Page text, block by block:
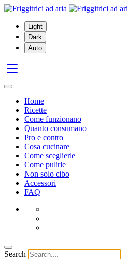
Light
Dark
Auto
Home
Ricette
Come funzionano
Quanto consumano
Pro e contro
Cosa cucinare
Come sceglierle
Come pulirle
Non solo cibo
Accessori
FAQ
Search